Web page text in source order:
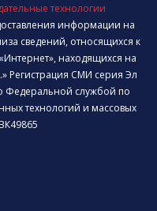
технологии
информации на
сведений, относящихся к
находящихся на
Регистрация СМИ серия Эл
Федеральной службой по
технологий и массовых